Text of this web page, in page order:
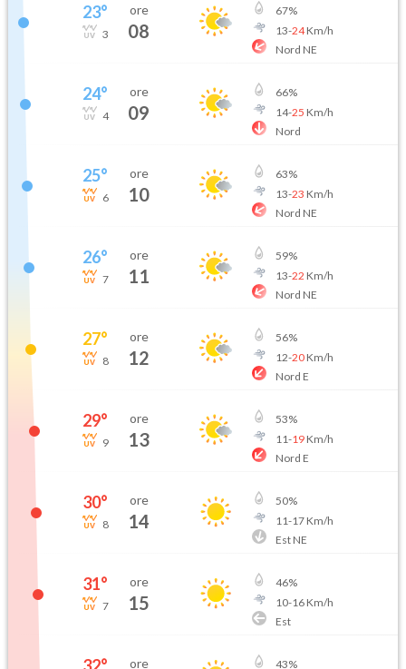
23°
3
ore
08
67%
13-24Km/h
Nord NE
24°
4
ore
09
66%
14-25 Km/h
Nord
25°
6
ore
10
63%
13-23 Km/h
Nord NE
26°
7
ore
11
59%
13-22 Km/h
Nord NE
27°
8
ore
12
56%
12-20Km/h
Nord E
29°
9
ore
13
53%
11-19Km/h
Nord E
30°
8
ore
14
50%
11-17Km/h
Est NE
31°
7
ore
15
46%
10-16Km/h
Est
ore 43%